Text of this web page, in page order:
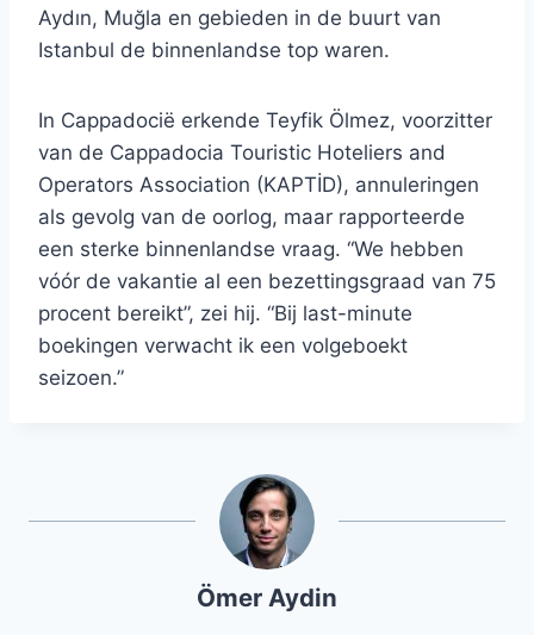
Aydın, Muğla en gebieden in de buurt van
Istanbul de binnenlandse top waren.
In Cappadocië erkende Teyfik Ölmez, voorzitter
van de Cappadocia Touristic Hoteliers and
Operators Association (KAPTİD), annuleringen
als gevolg van de oorlog, maar rapporteerde
een sterke binnenlandse vraag. “We hebben
vóór de vakantie al een bezettingsgraad van 75
procent bereikt”, zei hij. “Bij last-minute
boekingen verwacht ik een volgeboekt
seizoen.”
Ömer Aydin